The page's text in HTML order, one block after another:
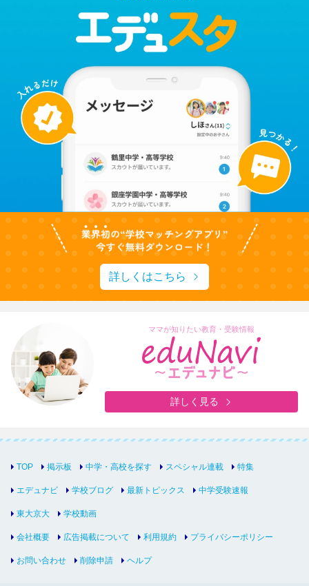
詳しくはこちら
ママが知りたい教育・受験情報
詳しく見る
TOP 掲示板 中学・高校を探す スペシャル連載 特集
エデュナビ 学校ブログ 最新トピックス 中学受験速報
東大京大 学校動画
会社概要 広告掲載について 利用規約 プライバシーポリシー
お問い合わせ 削除申請 ヘルプ